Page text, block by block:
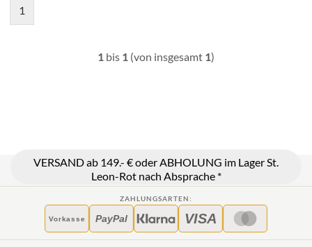
1
1 bis 1 (von insgesamt 1)
VERSAND ab 149.- € oder ABHOLUNG im Lager St.
Leon-Rot nach Absprache *
ZAHLUNGSARTEN:
Vorkasse PayPal VISA